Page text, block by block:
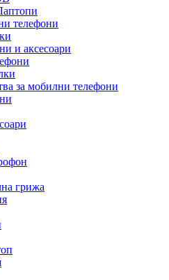
телефони
и аксесоари
за мобилни телефони
грижа